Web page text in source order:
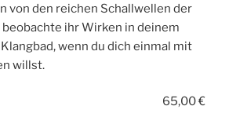
von den reichen Schallwellen der
ihr Wirken in deinem
wenn du dich einmal mit
willst.
65,00€